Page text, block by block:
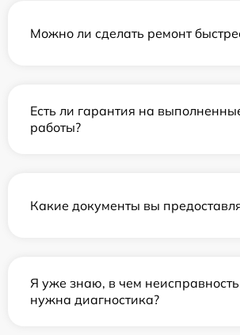
Можно ли сделать ремонт
Есть ли гарантия на
работы?
Какие документы вы
Я уже знаю, в чем
нужна диагностика?